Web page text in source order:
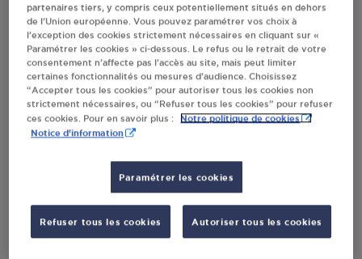
RECEVOIR LES COORDONNÉES DU REVENDEUR
En cliquant sur « S’y rendre », j’autorise le traitement
d’informations (dont mon adresse IP) et leur transfert hors UE
par Google Maps afin d’afficher la carte.
En savoir plus
Accès
partenaires tiers, y compris ceux potentiellement situés en dehors
de l’Union européenne. Vous pouvez paramétrer vos choix à
l’exception des cookies strictement nécessaires en cliquant sur «
Paramétrer les cookies » ci-dessous. Le refus ou le retrait de votre
consentement n’affecte pas l’accès au site, mais peut limiter
certaines fonctionnalités ou mesures d’audience. Choisissez
“Accepter tous les cookies” pour autoriser tous les cookies non
strictement nécessaires, ou “Refuser tous les cookies” pour refuser
ces cookies. Pour en savoir plus :
Notre politique de cookies
Notice d'information
Paramétrer les cookies
Refuser tous les cookies Autoriser tous les cookies